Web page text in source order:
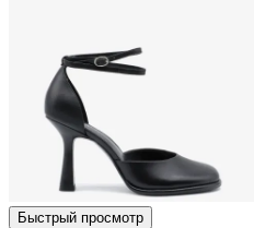
Быстрый просмотр